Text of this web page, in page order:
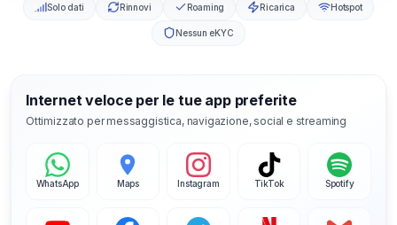
Solo dati Rinnovi Roaming Ricarica Hotspot
Nessun eKYC
Internet veloce per le tue app preferite
Ottimizzato per messaggistica, navigazione, social e streaming
WhatsApp Maps Instagram TikTok Spotify